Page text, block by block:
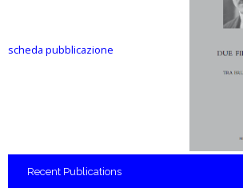
scheda pubblicazione
Recent Publications